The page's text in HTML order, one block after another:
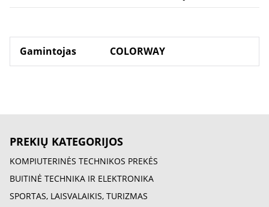
Gamintojas COLORWAY
PREKIŲ KATEGORIJOS
KOMPIUTERINĖS TECHNIKOS PREKĖS
BUITINĖ TECHNIKA IR ELEKTRONIKA
SPORTAS, LAISVALAIKIS, TURIZMAS